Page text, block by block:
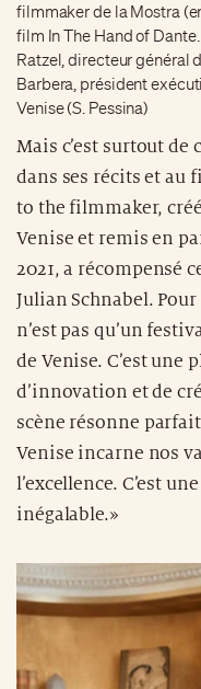
filmmaker de la Mostra
film In The Hand of
Ratzel, directeur général
Barbera, président
Venise (S. Pessina)
Mais c’est surtout de
dans ses récits et au
to the filmmaker,
Venise et remis en
2021, a récompensé
Julian Schnabel.
n’est pas qu’un
de Venise. C’est une
d’innovation et de
scène résonne
Venise incarne nos
l’excellence. C’est
inégalable.»